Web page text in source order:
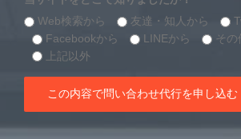
Web検索から
友達・知人から
Facebookから
LINEから
その
上記以外